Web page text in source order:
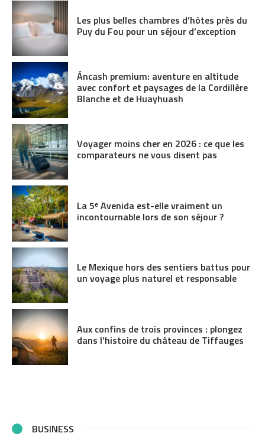
Les plus belles chambres d’hôtes près du
Puy du Fou pour un séjour d’exception
Áncash premium: aventure en altitude
avec confort et paysages de la Cordillère
Blanche et de Huayhuash
Voyager moins cher en 2026 : ce que les
comparateurs ne vous disent pas
La 5ᵉ Avenida est-elle vraiment un
incontournable lors de son séjour ?
Le Mexique hors des sentiers battus pour
un voyage plus naturel et responsable
Aux confins de trois provinces : plongez
dans l’histoire du château de Tiffauges
BUSINESS